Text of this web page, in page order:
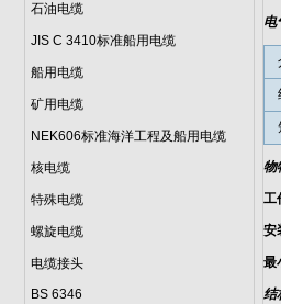
石油电缆
JIS C 3410标准船用电缆
船用电缆
矿用电缆
NEK606标准海洋工程及船用电缆
核电缆
特殊电缆
螺旋电缆
电缆接头
BS 6346
电
物
工
安
最
结